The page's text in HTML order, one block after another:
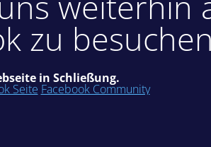
zu
in Schließung.
Seite Facebook Community